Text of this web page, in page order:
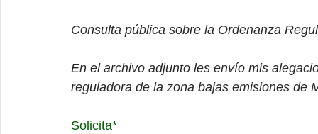
Consulta pública sobre la Ordenanza
En el archivo adjunto les envío mis
reguladora de la zona bajas emisiones de
Solicita*